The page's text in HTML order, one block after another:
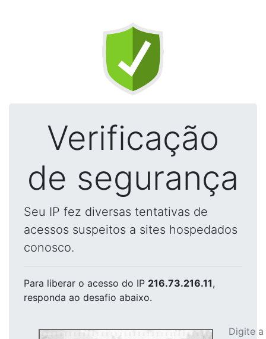
Verificação
de segurança
Seu IP fez diversas tentativas de
acessos suspeitos a sites hospedados
conosco.
Para liberar o acesso do IP 216.73.216.11,
responda ao desafio abaixo.
Digite